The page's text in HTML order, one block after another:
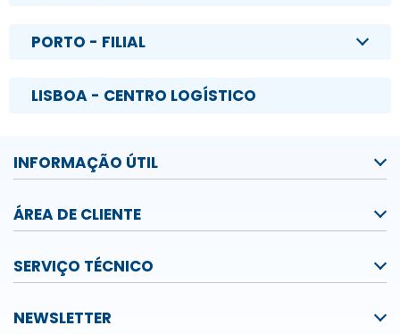
PORTO - FILIAL
LISBOA - CENTRO LOGÍSTICO
INFORMAÇÃO ÚTIL
ÁREA DE CLIENTE
SERVIÇO TÉCNICO
NEWSLETTER